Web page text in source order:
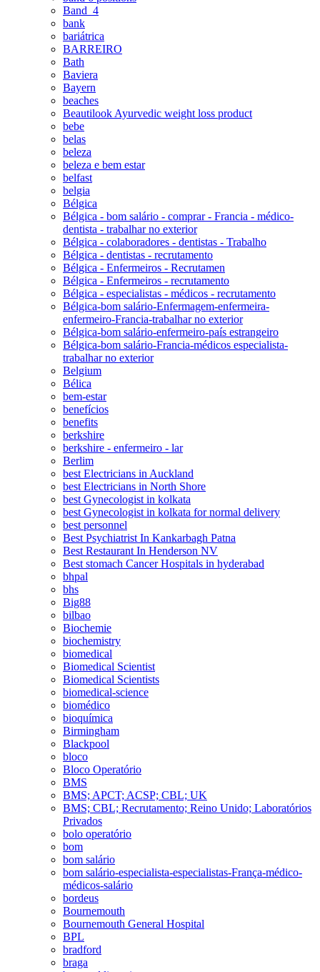
Band_4
bank
bariátrica
BARREIRO
Bath
Baviera
Bayern
beaches
Beautilook Ayurvedic weight loss product
bebe
belas
beleza
beleza e bem estar
belfast
belgia
Bélgica
Bélgica - bom salário - comprar - Francia - médico-
dentista - trabalhar no exterior
Bélgica - colaboradores - dentistas - Trabalho
Bélgica - dentistas - recrutamento
Bélgica - Enfermeiros - Recrutamen
Bélgica - Enfermeiros - recrutamento
Bélgica - especialistas - médicos - recrutamento
Bélgica-bom salário-Enfermagem-enfermeira-
enfermeiro-Francia-trabalhar no exterior
Bélgica-bom salário-enfermeiro-país estrangeiro
Bélgica-bom salário-Francia-médicos especialista-
trabalhar no exterior
Belgium
Bélica
bem-estar
benefícios
benefits
berkshire
berkshire - enfermeiro - lar
Berlim
best Electricians in Auckland
best Electricians in North Shore
best Gynecologist in kolkata
best Gynecologist in kolkata for normal delivery
best personnel
Best Psychiatrist In Kankarbagh Patna
Best Restaurant In Henderson NV
Best stomach Cancer Hospitals in hyderabad
bhpal
bhs
Big88
bilbao
Biochemie
biochemistry
biomedical
Biomedical Scientist
Biomedical Scientists
biomedical-science
biomédico
bioquímica
Birmingham
Blackpool
bloco
Bloco Operatório
BMS
BMS; APCT; ACSP; CBL; UK
BMS; CBL; Recrutamento; Reino Unido; Laboratórios
Privados
bolo operatório
bom
bom salário
bom salário-especialista-especialistas-França-médico-
médicos-salário
bordeus
Bournemouth
Bournemouth General Hospital
BPL
bradford
braga